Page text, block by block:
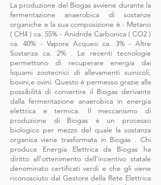
La produzione del Biogas avviene durante la
fermentazione anaerobica di sostanze
organiche e la sua composizione è : Metano
( CH4 ) ca. 55% - Anidride Carbonica ( CO2 )
ca. 40% - Vapore Acqueo ca. 3% - Altre
Sostanza ca. 2% . Le recenti tecnologie
permettono di recuperare energia dai
liquami zootecnici di allevamenti suinicoli,
bovini,e ovini. Questo è permesso grazie alla
possibilità di convertire il Biogas derivante
dalla fermentazione anaerobica in energia
elettrica e termica. Il meccanismo di
produzione di Biogas è un processo
biologico per mezzo del quale la sostanza
organica viene trasformata in Biogas . Chi
produce Energia Elettrica da Biogas ha
diritto all’ottenimento dell’incentivo statale
denominato certificati verdi e che gli viene
riconosciuto dal Gestore della Rete Elettrica